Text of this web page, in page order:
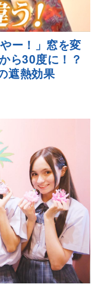
ー！」窓を変
ら30度に！？
遮熱効果